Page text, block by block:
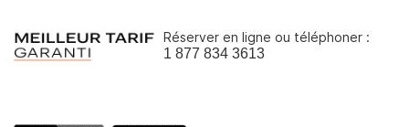
Réserver en ligne ou téléphoner :
1 877 834 3613